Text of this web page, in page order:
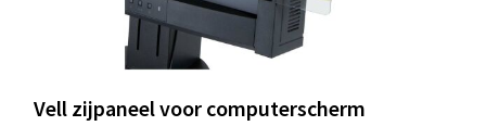
Vell zijpaneel voor computerscherm